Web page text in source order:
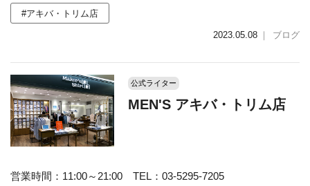
#アキバ・トリム店
2023.05.08 ｜ ブログ
公式ライター
MEN'S アキバ・トリム店
営業時間：11:00～21:00 TEL：03-5295-7205